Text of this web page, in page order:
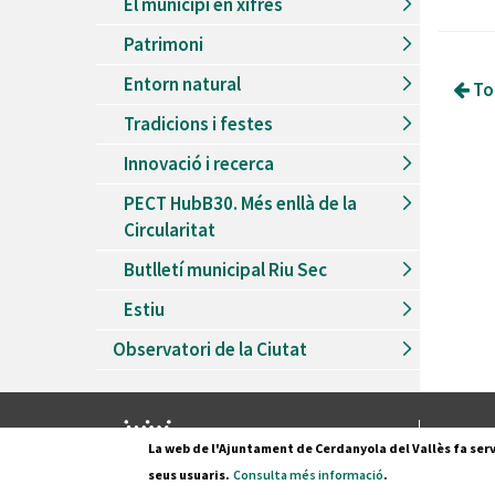
Patrimoni
Entorn natural
Tradicions i festes
Innovació i recerca
PECT HubB30. Més enllà de la
Circularitat
Butlletí municipal Riu Sec
Estiu
Observatori de la Ciutat
Pl.
La web de l'Ajuntament de Cerdanyola del Vallès fa
seus usuaris. Consulta més informació.